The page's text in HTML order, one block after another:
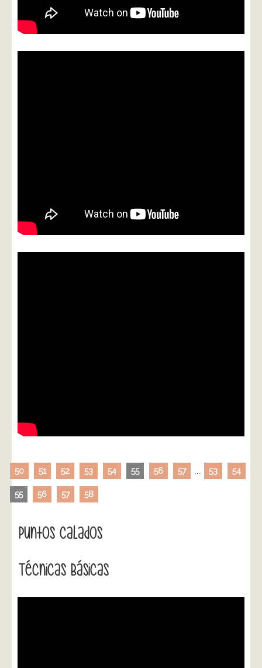
50 51 52 53 54 55 56 57 53 54
55 56 57 58
Puntos Calados
Técnicas Básicas